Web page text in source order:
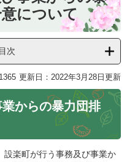
について
次
更新日：2022年3月28日更新
からの暴力団排
楽町が行う事務及び事業か